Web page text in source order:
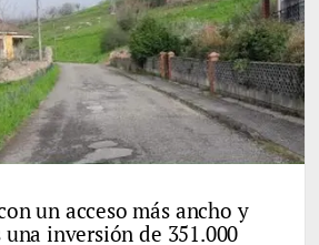
un acceso más ancho y
inversión de 351.000